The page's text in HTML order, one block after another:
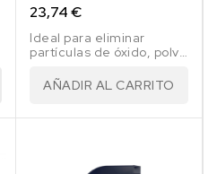
Abrasiva 100 Gr
23,74 €
Ideal para eliminar
partículas de óxido, polvo
contaminación industrial,
AÑADIR AL CARRITO